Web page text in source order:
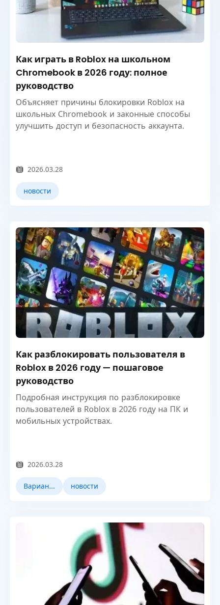
Как играть в Roblox на школьном
Chromebook в 2026 году: полное
руководство
Объясняет причины блокировки Roblox на
школьных Chromebook и законные способы
улучшить доступ и безопасность аккаунта.
2026.03.28
новости
Как разблокировать пользователя в
Roblox в 2026 году — пошаговое
руководство
Подробная инструкция по разблокировке
пользователей в Roblox в 2026 году на ПК и
мобильных устройствах.
2026.03.28
Варианты использования новости